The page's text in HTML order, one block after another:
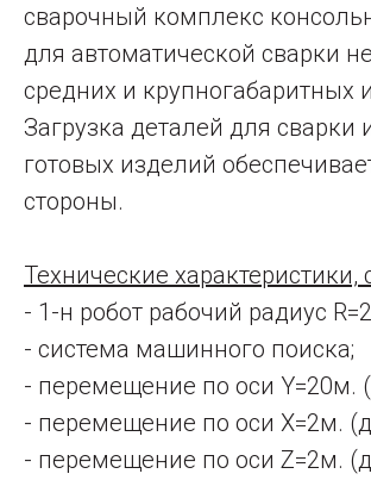
сварочный комплекс
для автоматической сварки
средних и крупногабаритных
Загрузка деталей для сварки
готовых изделий
стороны.
Технические характеристики,
- 1-н робот рабочий радиус
- система машинного поиска;
- перемещение по оси Y=20м.
- перемещение по оси Х=2м.
- перемещение по оси Z=2м.